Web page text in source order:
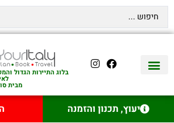
בלוג התיירות הגדול
מבית
יעוץ, תכנון והזמנה